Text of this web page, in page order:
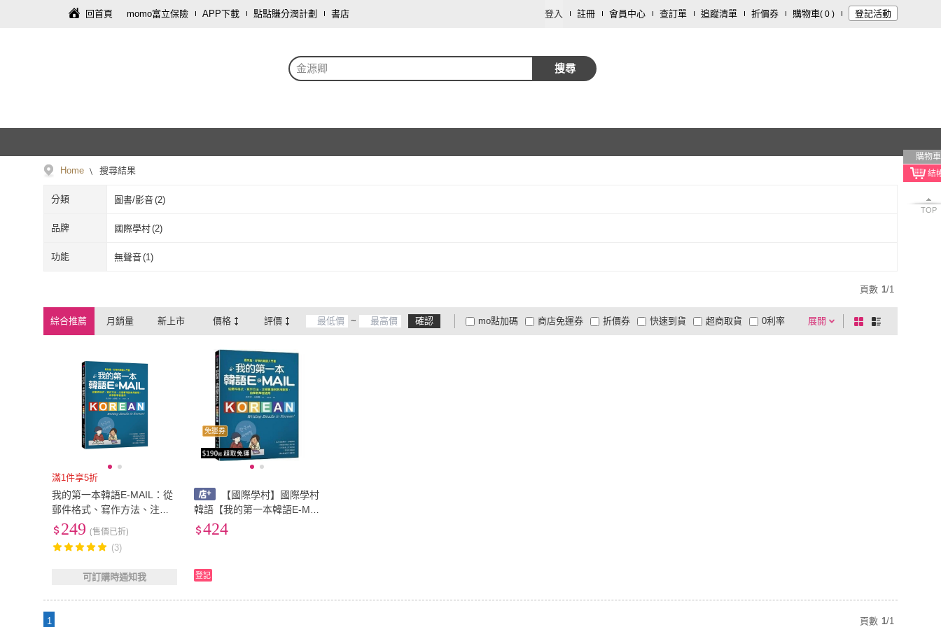
回首頁 momo富立保險 APP下載 點點賺分潤計劃 書店 登入 註冊 會員中心 查訂單 追蹤清單 折價券 購物車( 0 ) 登記活動
金源卿 搜尋
購物車
TOP
Home 搜尋結果
分類 圖書/影音(2)
品牌 國際學村(2)
國際學村
功能 無聲音(1)
頁數 1/1
綜合推薦 月銷量 新上市 價格 評價 ~ 確認 展開
折價券
有影片
商品有量 電視購物
mo點加碼 快速到貨 超商取貨
大家電安心配
大家電快配
商店免運券 0利率
棋
盤
列
滿1件享5折
我的第一本韓語E-MAIL：從
郵件格式、寫作方法、注意
事項到常用表現，自學教學
249 (售價已折)
(3)
可訂購時通知我
免運券
【國際學村】國際學村
韓語【我的第一本韓語E-MAI
L(吳美南、金源卿)】(97898
424
登記
1 頁數 1/1